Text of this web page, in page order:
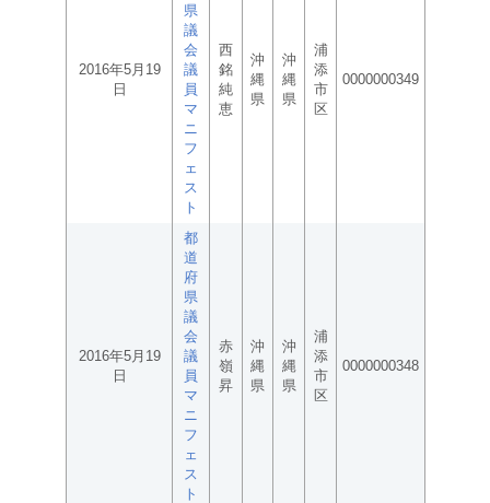
2016年5月19
日
県
議
会
議
員
マ
ニ
フ
ェ
ス
ト
西
銘
純
恵
沖
縄
県
沖
縄
県
浦
添
市
区
0000000349
2016年5月19
日
都
道
府
県
議
会
議
員
マ
ニ
フ
ェ
ス
ト
赤
嶺
昇
沖
縄
県
沖
縄
県
浦
添
市
区
0000000348